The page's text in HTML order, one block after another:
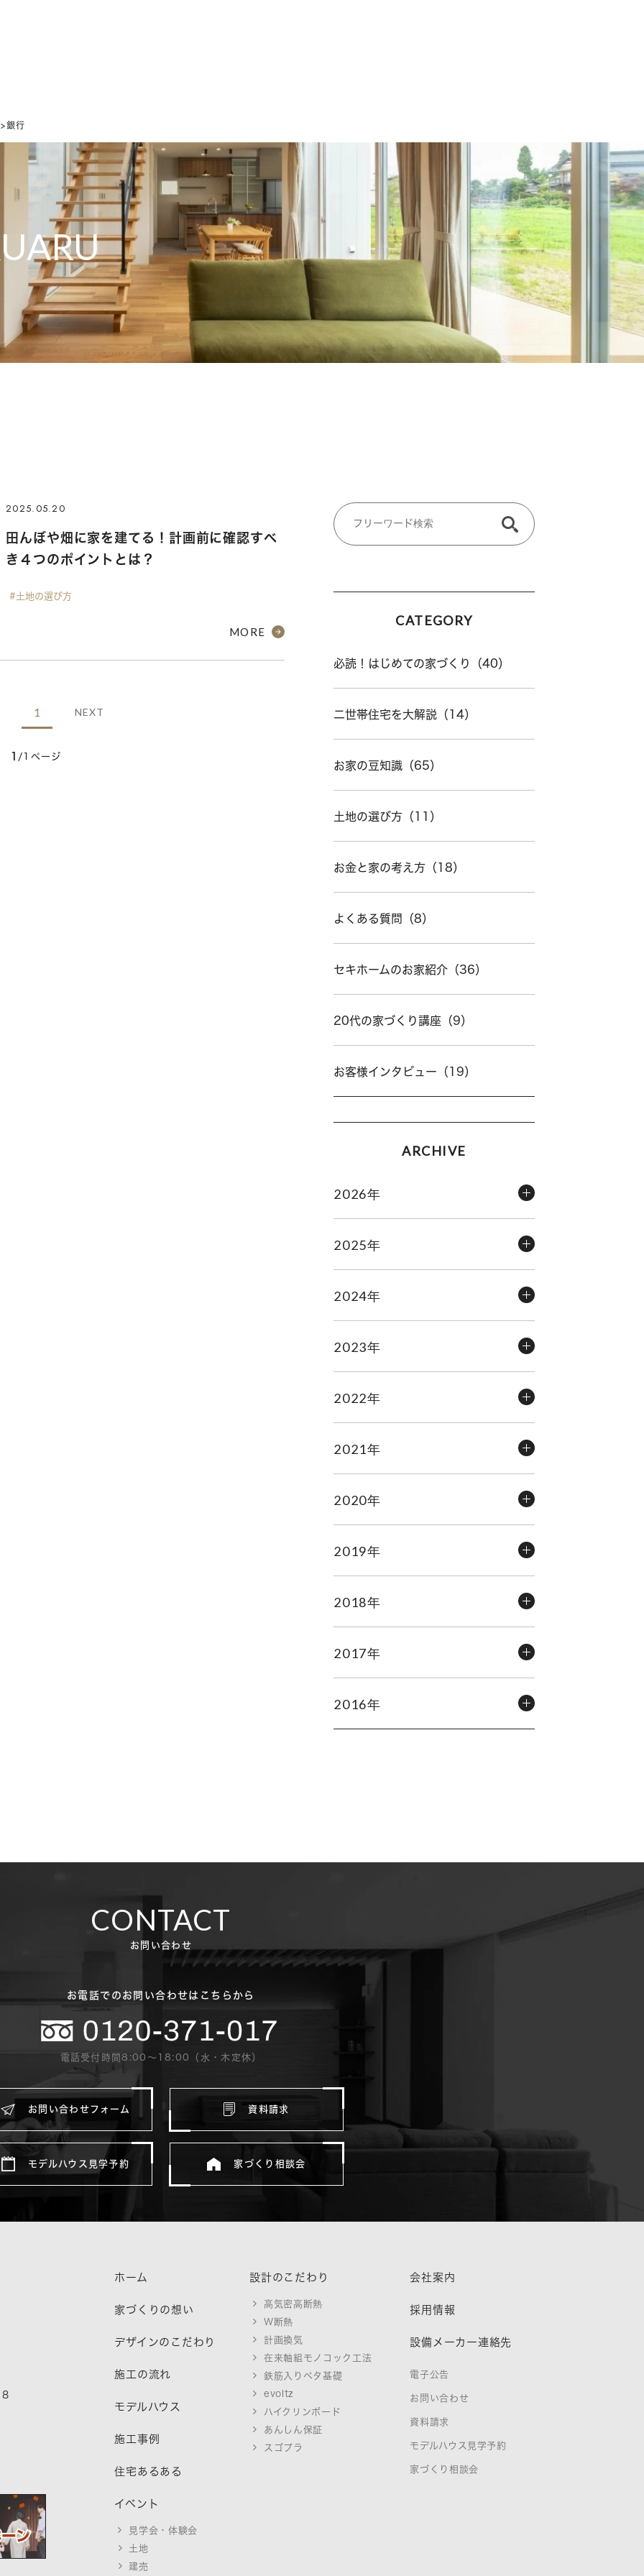
行
2025.05.20
田んぼや畑に家を建てる！計画前に確認すべ
き４つのポイントとは？
#土地の選び方
MORE
1 NEXT
1 /1ページ
CATEGORY
必読！はじめての家づくり（40）
二世帯住宅を大解説（14）
お家の豆知識（65）
土地の選び方（11）
お金と家の考え方（18）
よくある質問（8）
セキホームのお家紹介（36）
20代の家づくり講座（9）
お客様インタビュー（19）
ARCHIVE
2026年
2025年
2024年
2023年
2022年
2021年
2020年
2019年
2018年
2017年
2016年
CONTACT
お問い合わせ
お電話でのお問い合わせはこちらから
電話受付時間8:00〜18:00（水・木定休）
お問い合わせフォーム 資料請求
モデルハウス見学予約 家づくり相談会
ホーム
家づくりの想い
デザインのこだわり
施工の流れ
モデルハウス
施工事例
住宅あるある
イベント
見学会・体験会
土地
建売
設計のこだわり
高気密高断熱
W断熱
計画換気
在来軸組モノコック工法
鉄筋入りベタ基礎
evoltz
ハイクリンボード
あんしん保証
スゴプラ
会社案内
採用情報
設備メーカー連絡先
電子公告
お問い合わせ
資料請求
モデルハウス見学予約
家づくり相談会